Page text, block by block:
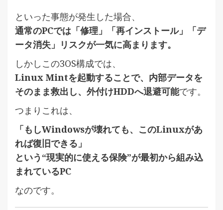
といった事態が発生した場合、
通常のPCでは「修理」「再インストール」「デ
ータ消失」リスクが一気に高まります。
しかしこの3OS構成では、
Linux Mintを起動することで、内部データを
そのまま救出し、外付けHDDへ退避可能です。
つまりこれは、
「もしWindowsが壊れても、このLinuxがあ
れば復旧できる」
という“現実的に使える保険”が最初から組み込
まれているPC
なのです。